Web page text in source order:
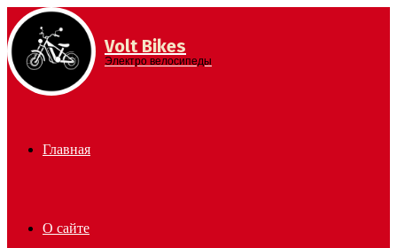
Menu Volt Bikes
Электро велосипеды
Главная
О сайте